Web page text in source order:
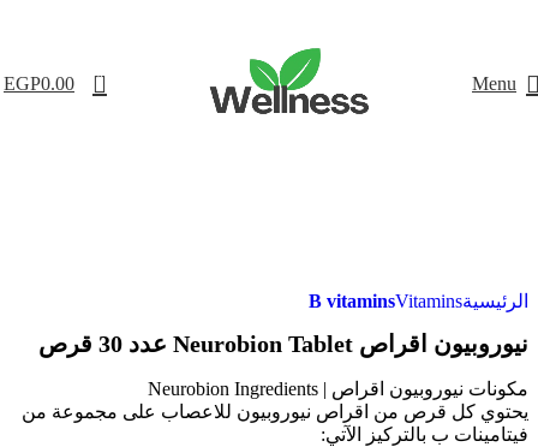
Menu
0
EGP0.00
الرئيسيةVitamins
B vitamins
نيوروبيون اقراص Neurobion Tablet عدد 30 قرص
مكونات نيوروبيون اقراص | Neurobion Ingredients
يحتوي كل قرص من اقراص نيوروبيون للاعصاب على مجموعة من
فيتامينات ب بالتركيز الآتي: